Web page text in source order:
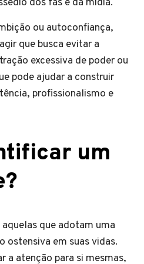
ou autoconfiança,
que busca evitar a
excessiva de poder ou
pode ajudar a construir
profissionalismo e
um
que adotam uma
ostensiva em suas vidas.
a atenção para si mesmas,